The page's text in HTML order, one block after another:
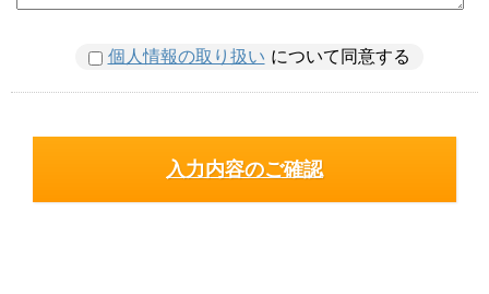
個人情報の取り扱い について同意する